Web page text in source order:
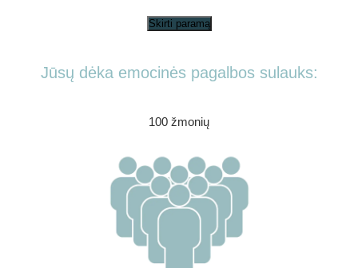
Skirti paramą
Jūsų dėka emocinės pagalbos sulauks:
100 žmonių